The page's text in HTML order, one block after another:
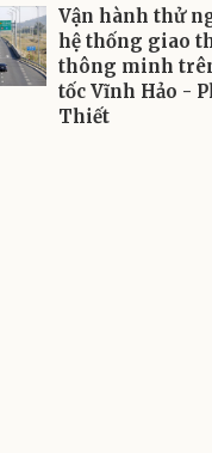
Vận hành thử
hệ thống giao
thông minh
tốc Vĩnh Hảo -
Thiết